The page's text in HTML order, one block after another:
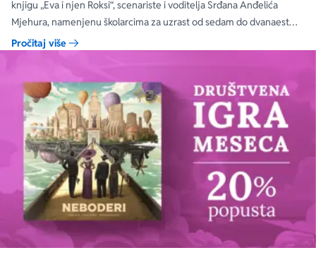
knjigu „Eva i njen Roksi“, scenariste i voditelja Srđana Anđelića
Mjehura, namenjenu školarcima za uzrast od sedam do dvanaest
godina. Ova emotivna priča o devojčici i robotu koji su drugačiji od
Pročitaj više